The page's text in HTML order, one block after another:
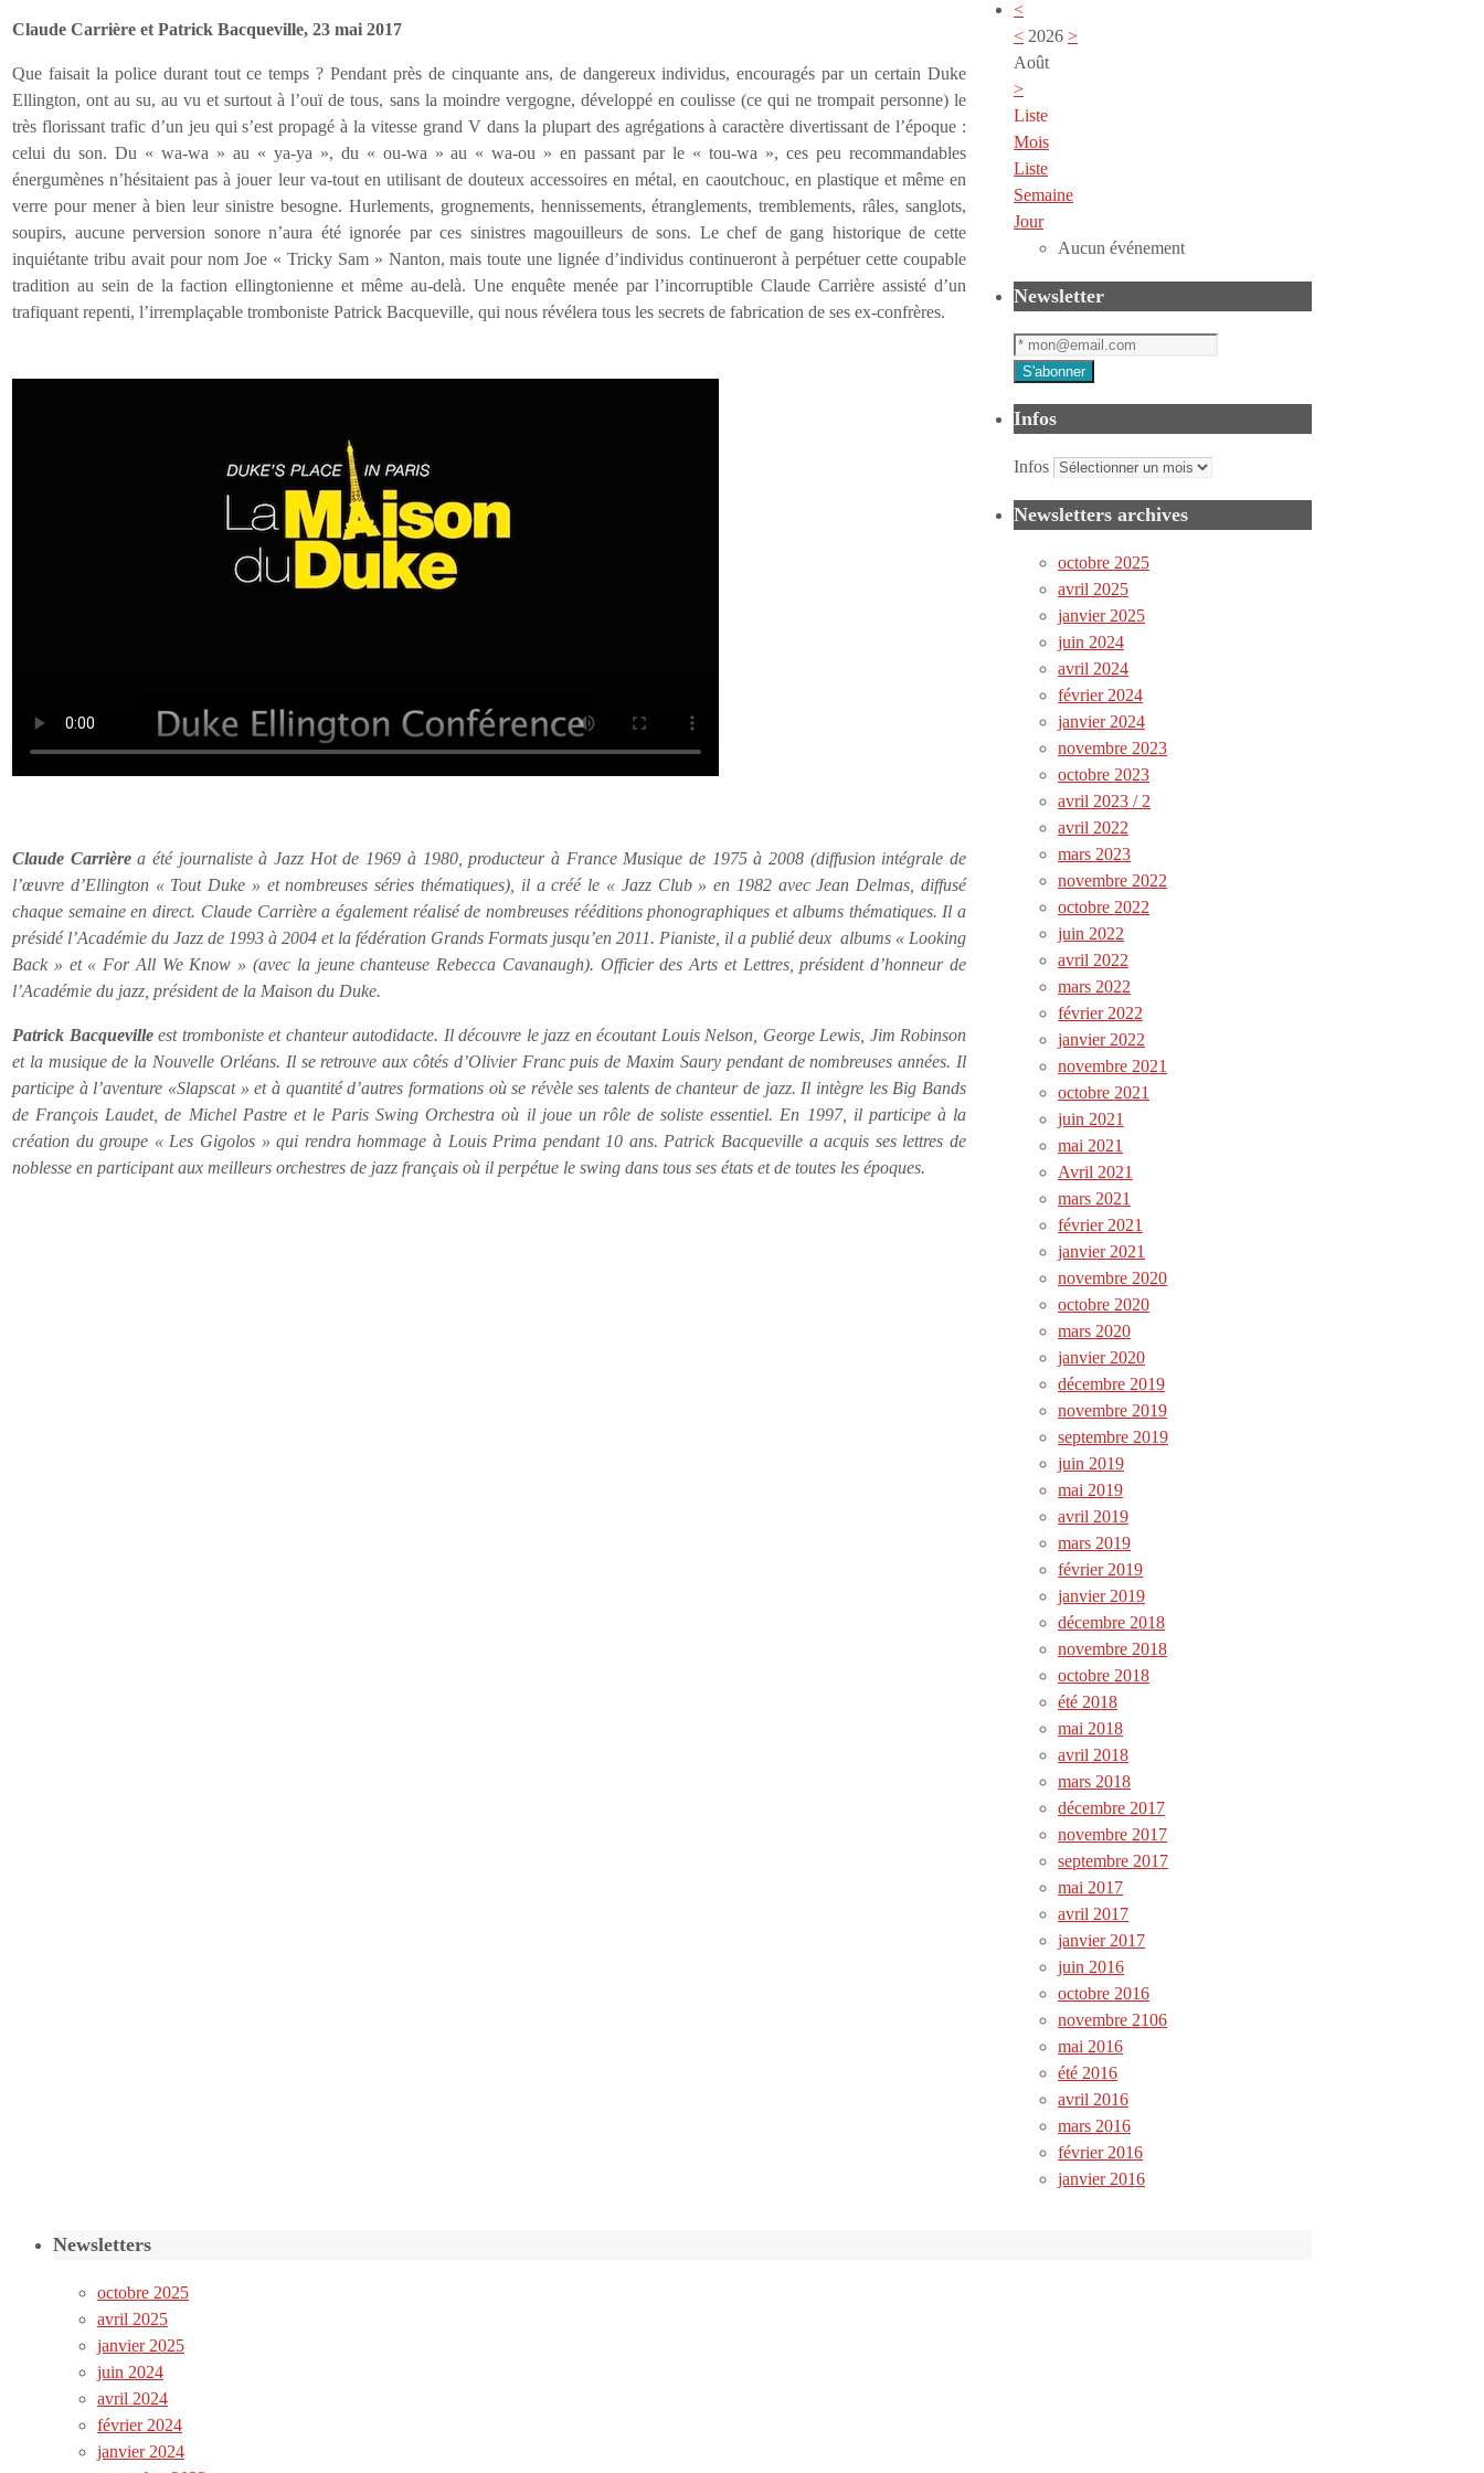
Claude Carrière et Patrick Bacqueville, 23 mai 2017
Que faisait la police durant tout ce temps ? Pendant près de cinquante ans, de dangereux individus, encouragés par un certain Duke
Ellington, ont au su, au vu et surtout à l’ouï de tous, sans la moindre vergogne, développé en coulisse (ce qui ne trompait personne) le
très florissant trafic d’un jeu qui s’est propagé à la vitesse grand V dans la plupart des agrégations à caractère divertissant de l’époque :
celui du son. Du « wa-wa » au « ya-ya », du « ou-wa » au « wa-ou » en passant par le « tou-wa », ces peu recommandables
énergumènes n’hésitaient pas à jouer leur va-tout en utilisant de douteux accessoires en métal, en caoutchouc, en plastique et même en
verre pour mener à bien leur sinistre besogne. Hurlements, grognements, hennissements, étranglements, tremblements, râles, sanglots,
soupirs, aucune perversion sonore n’aura été ignorée par ces sinistres magouilleurs de sons. Le chef de gang historique de cette
inquiétante tribu avait pour nom Joe « Tricky Sam » Nanton, mais toute une lignée d’individus continueront à perpétuer cette coupable
tradition au sein de la faction ellingtonienne et même au-delà. Une enquête menée par l’incorruptible Claude Carrière assisté d’un
trafiquant repenti, l’irremplaçable tromboniste Patrick Bacqueville, qui nous révélera tous les secrets de fabrication de ses ex-confrères.
Claude Carrièrea été journaliste à Jazz Hot de 1969 à 1980, producteur à France Musique de 1975 à 2008 (diffusion intégrale de
l’œuvre d’Ellington « Tout Duke » et nombreuses séries thématiques), il a créé le « Jazz Club » en 1982 avec Jean Delmas, diffusé
chaque semaine en direct. Claude Carrière a également réalisé de nombreuses rééditions phonographiques et albums thématiques. Il a
présidé l’Académie du Jazz de 1993 à 2004 et la fédération Grands Formats jusqu’en 2011. Pianiste, il a publié deux albums « Looking
Back » et « For All We Know » (avec la jeune chanteuse Rebecca Cavanaugh). Officier des Arts et Lettres, président d’honneur de
l’Académie du jazz, président de la Maison du Duke.
Patrick Bacqueville est tromboniste et chanteur autodidacte. Il découvre le jazz en écoutant Louis Nelson, George Lewis, Jim Robinson
et la musique de la Nouvelle Orléans. Il se retrouve aux côtés d’Olivier Franc puis de Maxim Saury pendant de nombreuses années. Il
participe à l’aventure «Slapscat » et à quantité d’autres formations où se révèle ses talents de chanteur de jazz. Il intègre les Big Bands
de François Laudet, de Michel Pastre et le Paris Swing Orchestra où il joue un rôle de soliste essentiel. En 1997, il participe à la
création du groupe « Les Gigolos » qui rendra hommage à Louis Prima pendant 10 ans. Patrick Bacqueville a acquis ses lettres de
noblesse en participant aux meilleurs orchestres de jazz français où il perpétue le swing dans tous ses états et de toutes les époques.
<
< 2026 >
Août
>
Liste
Mois
Liste
Semaine
Jour
Aucun événement
Newsletter
Infos
Infos
Newsletters archives
octobre 2025
avril 2025
janvier 2025
juin 2024
avril 2024
février 2024
janvier 2024
novembre 2023
octobre 2023
avril 2023 / 2
avril 2022
mars 2023
novembre 2022
octobre 2022
juin 2022
avril 2022
mars 2022
février 2022
janvier 2022
novembre 2021
octobre 2021
juin 2021
mai 2021
Avril 2021
mars 2021
février 2021
janvier 2021
novembre 2020
octobre 2020
mars 2020
janvier 2020
décembre 2019
novembre 2019
septembre 2019
juin 2019
mai 2019
avril 2019
mars 2019
février 2019
janvier 2019
décembre 2018
novembre 2018
octobre 2018
été 2018
mai 2018
avril 2018
mars 2018
décembre 2017
novembre 2017
septembre 2017
mai 2017
avril 2017
janvier 2017
juin 2016
octobre 2016
novembre 2106
mai 2016
été 2016
avril 2016
mars 2016
février 2016
janvier 2016
Newsletters
octobre 2025
avril 2025
janvier 2025
juin 2024
avril 2024
février 2024
janvier 2024